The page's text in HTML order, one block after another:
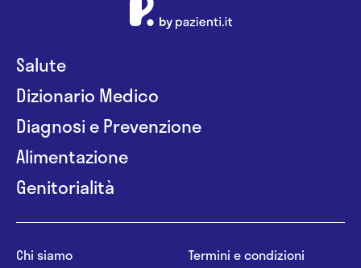
Salute
Dizionario Medico
Diagnosi e Prevenzione
Alimentazione
Genitorialità
Chi siamo
Termini e condizioni